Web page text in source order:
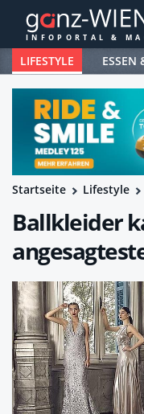
LIFESTYLE ESSEN
Startseite Lifestyle
Ballkleider